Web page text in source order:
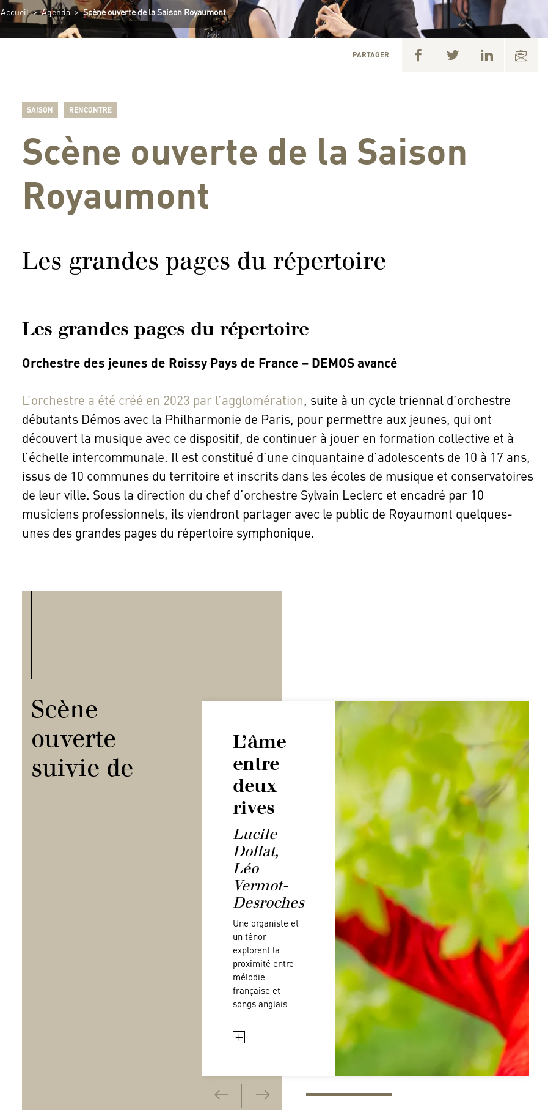
Accueil > Agenda > Scène ouverte de la Saison Royaumont
PARTAGER
SAISON RENCONTRE
Scène ouverte de la Saison
Royaumont
Les grandes pages du répertoire
Les grandes pages du répertoire
Orchestre des jeunes de Roissy Pays de France – DEMOS avancé
L’orchestre a été créé en 2023 par l’agglomération, suite à un cycle triennal d’orchestre
débutants Démos avec la Philharmonie de Paris, pour permettre aux jeunes, qui ont
découvert la musique avec ce dispositif, de continuer à jouer en formation collective et à
l’échelle intercommunale. Il est constitué d’une cinquantaine d’adolescents de 10 à 17 ans,
issus de 10 communes du territoire et inscrits dans les écoles de musique et conservatoires
de leur ville. Sous la direction du chef d’orchestre Sylvain Leclerc et encadré par 10
musiciens professionnels, ils viendront partager avec le public de Royaumont quelques-
unes des grandes pages du répertoire symphonique.
Scène
ouverte
suivie de
L’âme
entre
deux
rives
Lucile
Dollat,
Léo
Vermot-
Desroches
Une organiste et
un ténor
explorent la
proximité entre
mélodie
française et
songs anglais
+